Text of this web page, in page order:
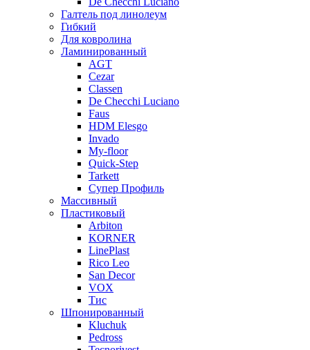
Галтель под линолеум
Гибкий
Для ковролина
Ламинированный
AGT
Cezar
Classen
De Checchi Luciano
Faus
HDM Elesgo
Invado
My-floor
Quick-Step
Tarkett
Супер Профиль
Массивный
Пластиковый
Arbiton
KORNER
LinePlast
Rico Leo
San Decor
VOX
Тис
Шпонированный
Kluchuk
Pedross